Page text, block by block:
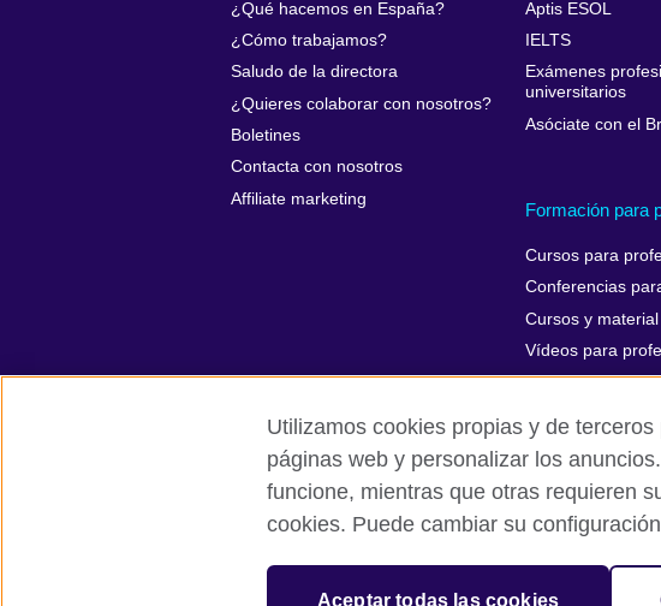
¿Qué hacemos en España?
¿Cómo trabajamos?
Saludo de la directora
¿Quieres colaborar con nosotros?
Boletines
Contacta con nosotros
Affiliate marketing
Aptis ESOL
IELTS
Exámenes
universitarios
Asóciate con el
Formación para
Cursos para
Conferencias
Cursos y
Vídeos para
British Council Global Privacidad Aviso Legal
© 2026 British Council
Utilizamos cookies propias y de
páginas web y personalizar los
funcione, mientras que otras requieren
cookies. Puede cambiar su
Aceptar todas las cookies